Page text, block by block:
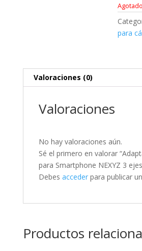
Agotado
para
Valoraciones (0)
Valoraciones
No hay valoraciones aún.
Sé el primero en valorar
para Smartphone NEXYZ 3
Debes accederpara publicar
Productos